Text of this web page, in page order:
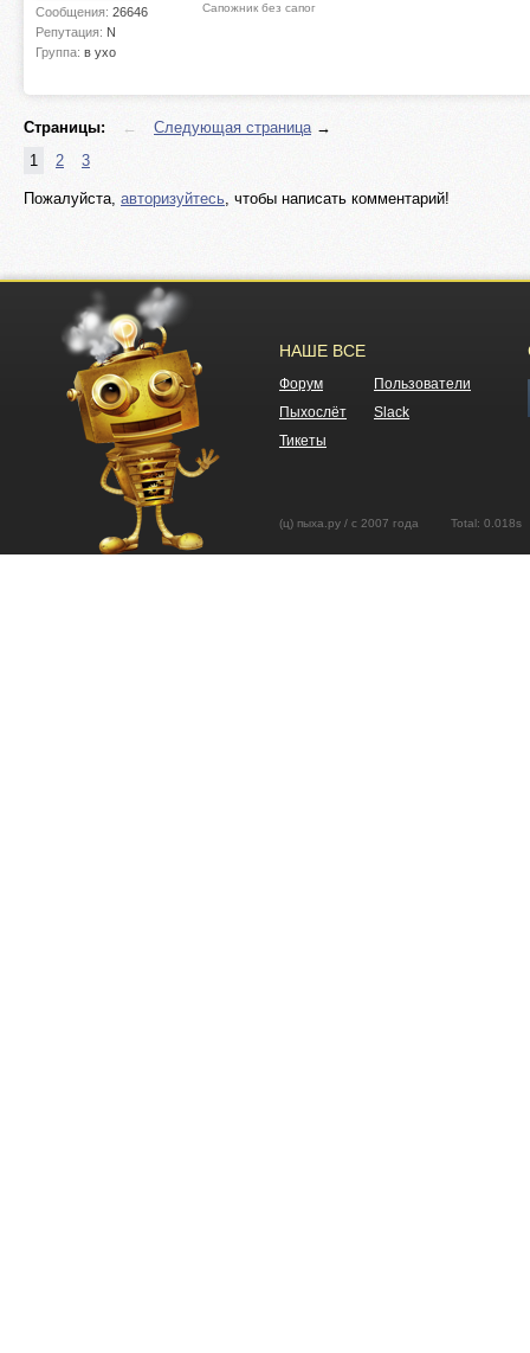
Сообщения: 26646
Репутация: N
Группа: в ухо
Сапожник без сапог
Страницы: ← Следующая страница→
1
2 3
Пожалуйста, авторизуйтесь, чтобы написать комментарий!
НАШЕ ВСЕ
Форум
Пользователи
Пыхослёт
Slack
Тикеты
(ц) пыха.ру / с 2007 года Total: